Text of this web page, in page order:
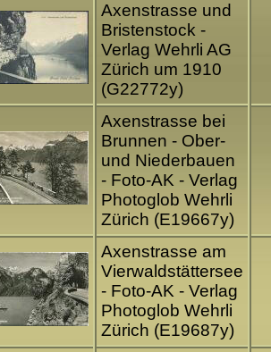
Axenstrasse und
Bristenstock -
Verlag Wehrli AG
Zürich um 1910
(G22772y)
Axenstrasse bei
Brunnen - Ober-
und Niederbauen
- Foto-AK - Verlag
Photoglob Wehrli
Zürich (E19667y)
Axenstrasse am
Vierwaldstättersee
- Foto-AK - Verlag
Photoglob Wehrli
Zürich (E19687y)